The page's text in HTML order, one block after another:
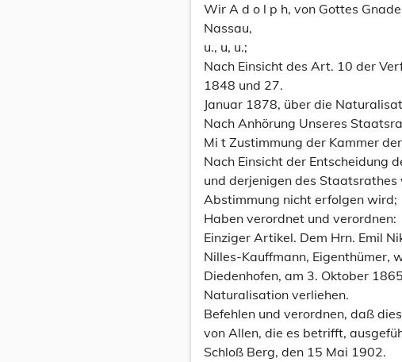
Wir A d o l p h, von Gottes
Nassau,
u., u, u.;
Nach Einsicht des Art. 10 der
1848 und 27.
Januar 1878, über die
Nach Anhörung Unseres
Mi t Zustimmung der Kammer
Nach Einsicht der Entscheidung
und derjenigen des
Abstimmung nicht erfolgen wird;
Haben verordnet und verordnen:
Einziger Artikel. Dem Hrn. Emil
Nilles-Kauffmann, Eigenthümer,
Diedenhofen, am 3. Oktober
Naturalisation verliehen.
Befehlen und verordnen, daß
von Allen, die es betrifft,
Schloß Berg, den 15 Mai 1902.